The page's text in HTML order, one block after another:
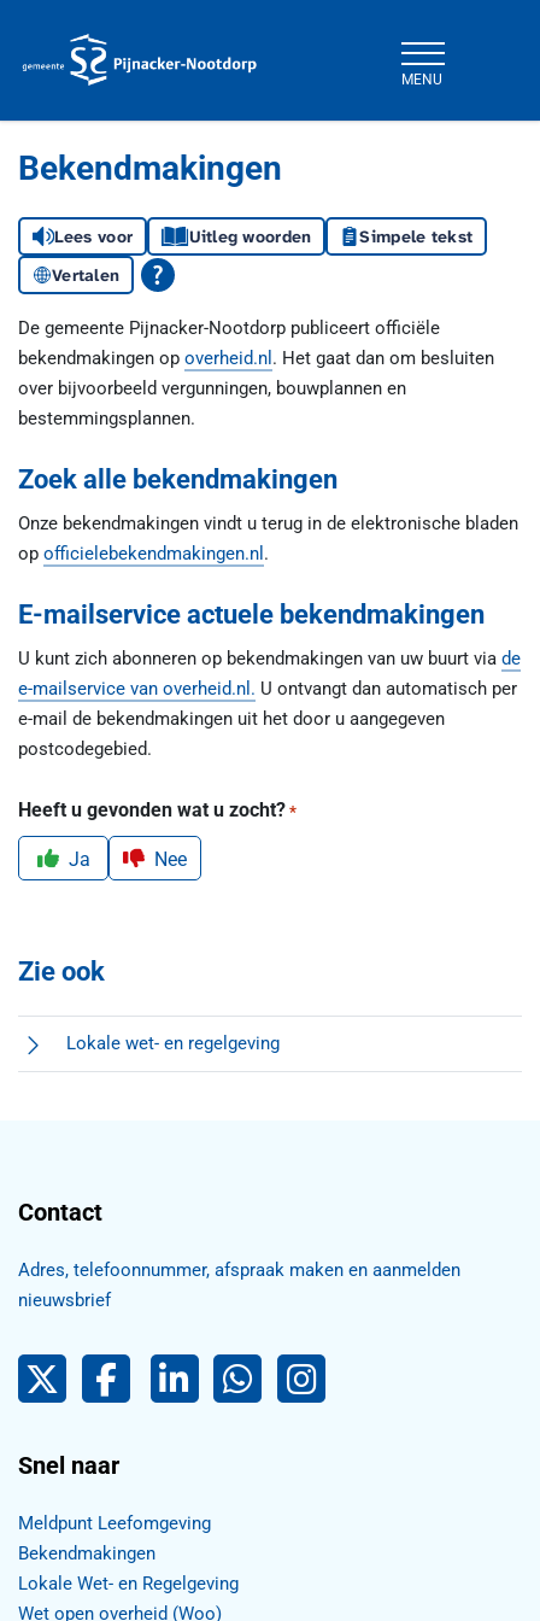
MENU
Bekendmakingen
Lees voor Uitleg woorden
Simpele tekst
Vertalen
De gemeente Pijnacker-Nootdorp publiceert officiële
bekendmakingen op overheid.nl . Het gaat dan om besluiten
over bijvoorbeeld vergunningen, bouwplannen en
bestemmingsplannen.
Zoek alle bekendmakingen
Onze bekendmakingen vindt u terug in de elektronische bladen
op officielebekendmakingen.nl .
E-mailservice actuele bekendmakingen
U kunt zich abonneren op bekendmakingen van uw buurt via de
e-mailservice van overheid.nl. U ontvangt dan automatisch per
e-mail de bekendmakingen uit het door u aangegeven
postcodegebied.
Heeft u gevonden wat u zocht? *
Ja Nee
Zie ook
Lokale wet- en regelgeving
Contact
Adres, telefoonnummer, afspraak maken en aanmelden
nieuwsbrief
Pijnacker-Nootdorp op Twitter
FacebookLinkedIn Pijnacker-Nootdorp,
Pijnacker-Nootdorp WhatsApp
Snel naar
Meldpunt Leefomgeving
Bekendmakingen
Lokale Wet- en Regelgeving
Wet open overheid (Woo)